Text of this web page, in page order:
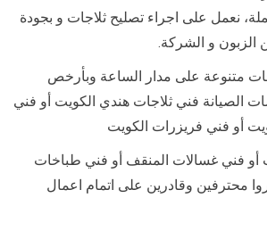
نعمل على اجراء تصليح ثلاجات و بجودة
الزبون و الشركة.
متنوعة على مدار الساعة وبأرخص
الصيانة فني ثلاجات هندي الكويت أو فني
أو فني فريزرات الكويت
أو فني غسالات المنقف أو فني طباخات
محترفين وقادرين على اتمام اعمال